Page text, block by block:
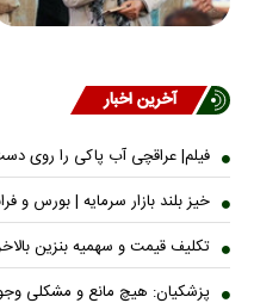
آخرین اخبار
فیلم| عراقچی آب پاکی را روی
خیز بلند بازار سرمایه | بورس و
تکلیف قیمت و سهمیه بنزین
پزشکیان: هیچ مانع و مشکلی